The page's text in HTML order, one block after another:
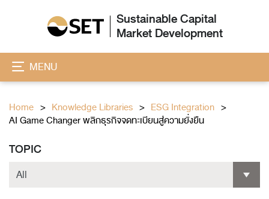
Sustainable Capital
Market Development
MENU
Home Knowledge Libraries
ESG Integration
AI Game Changer พลิกธุรกิจจดทะเบียนสู่ความยั่งยืน
TOPIC